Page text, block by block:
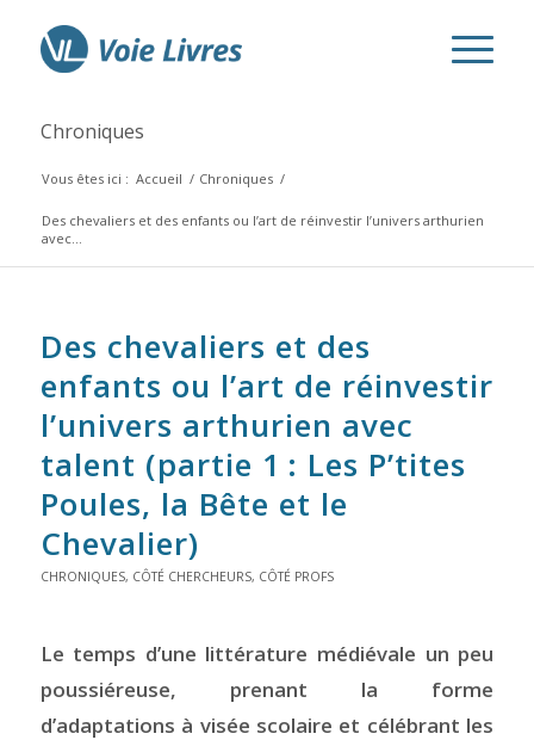
Chroniques
Vous êtes ici : Accueil / Chroniques /
Des chevaliers et des enfants ou l’art de réinvestir l’univers arthurien
avec...
Des chevaliers et des
enfants ou l’art de réinvestir
l’univers arthurien avec
talent (partie 1 : Les P’tites
Poules, la Bête et le
Chevalier)
CHRONIQUES, CÔTÉ CHERCHEURS, CÔTÉ PROFS
Le temps d’une littérature médiévale un peu
poussiéreuse, prenant la forme
d’adaptations à visée scolaire et célébrant les